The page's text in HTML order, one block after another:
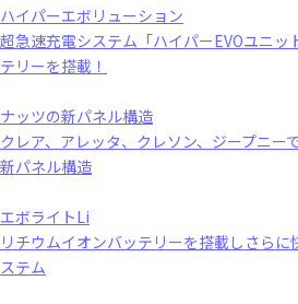
ハイパーエボリューション
超急速充電システム「ハイパーEVOユニッ
テリーを搭載！
ナッツの新パネル構造
クレア、アレッタ、クレソン、ジープニ
新パネル構造
エボライトLi
リチウムイオンバッテリーを搭載しさら
ステム